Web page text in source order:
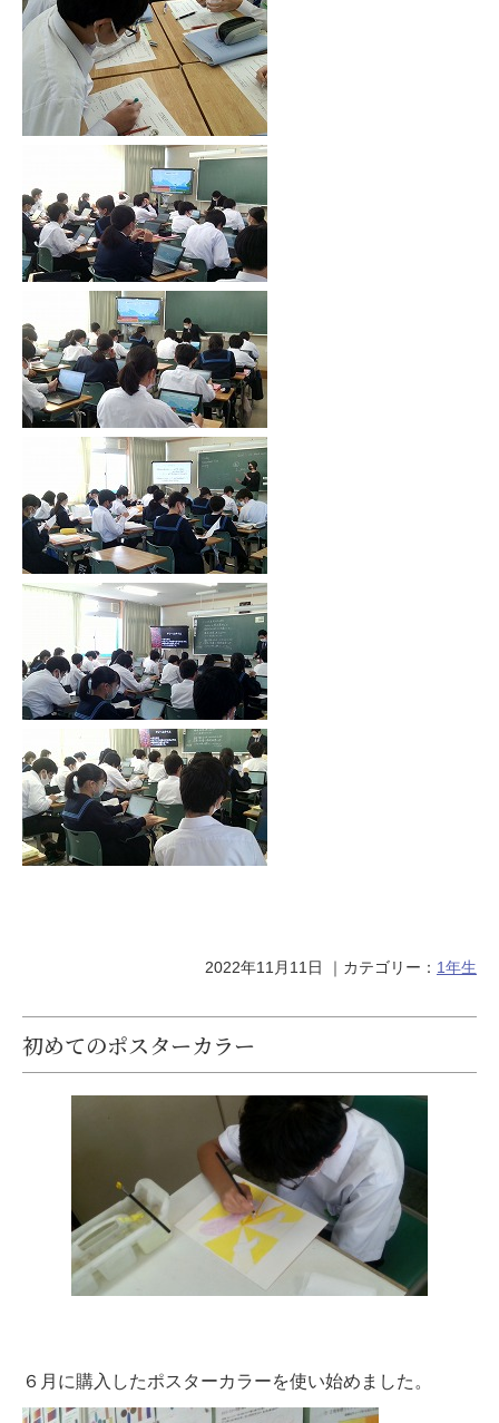
2022年11月11日 ｜カテゴリー： 1年生
初めてのポスターカラー
６月に購入したポスターカラーを使い始めました。